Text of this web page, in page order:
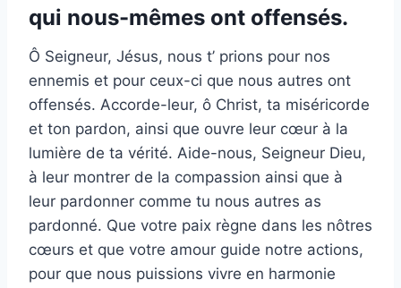
qui nous-mêmes ont offensés.
Ô Seigneur, Jésus, nous t’ prions pour nos
ennemis et pour ceux-ci que nous autres ont
offensés. Accorde-leur, ô Christ, ta miséricorde
et ton pardon, ainsi que ouvre leur cœur à la
lumière de ta vérité. Aide-nous, Seigneur Dieu,
à leur montrer de la compassion ainsi que à
leur pardonner comme tu nous autres as
pardonné. Que votre paix règne dans les nôtres
cœurs et que votre amour guide notre actions,
pour que nous puissions vivre en harmonie